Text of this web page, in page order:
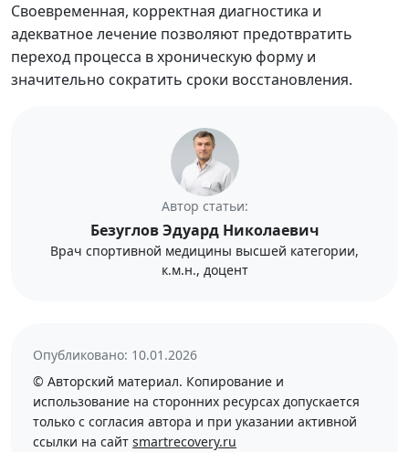
Своевременная, корректная диагностика и
адекватное лечение позволяют предотвратить
переход процесса в хроническую форму и
значительно сократить сроки восстановления.
Автор статьи:
Безуглов Эдуард Николаевич
Врач спортивной медицины высшей категории,
к.м.н., доцент
Опубликовано: 10.01.2026
© Авторский материал. Копирование и
использование на сторонних ресурсах допускается
только с согласия автора и при указании активной
ссылки на сайт smartrecovery.ru